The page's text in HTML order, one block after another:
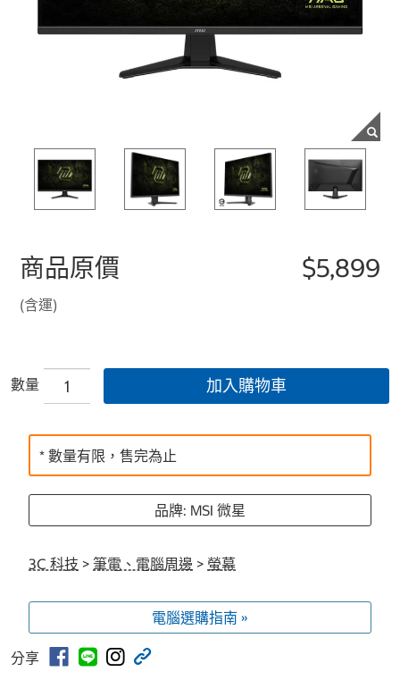
商品原價 $5,899
(含運)
數量 加入購物車
* 數量有限，售完為止
品牌: MSI 微星
3C 科技 > 筆電、電腦周邊 > 螢幕
電腦選購指南 »
分享